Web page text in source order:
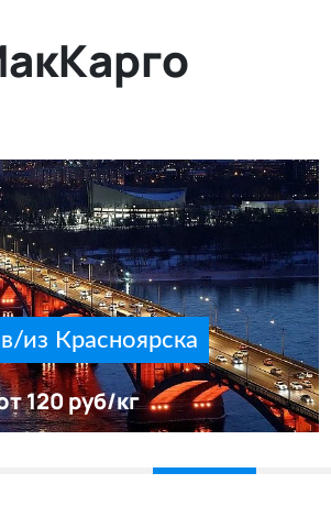
из Красноярска
120 руб/кг